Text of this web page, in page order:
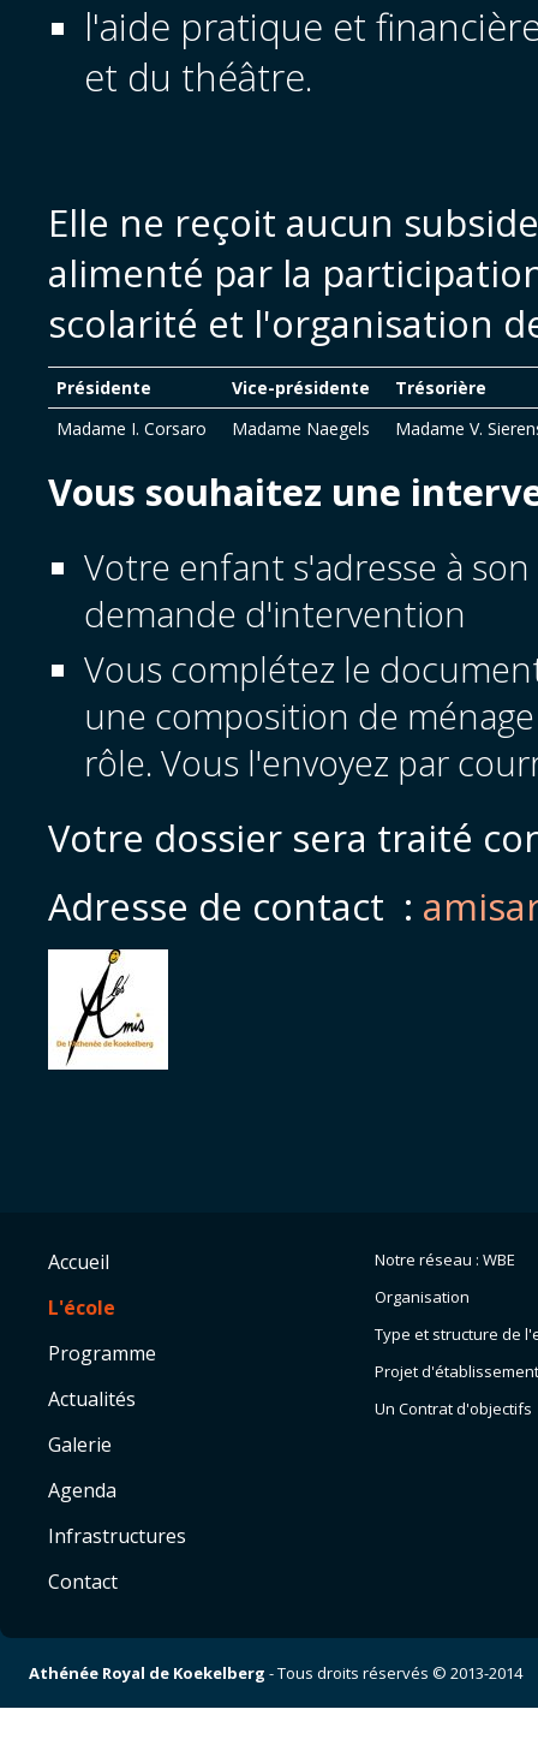
l'aide pratique et
et du théâtre.
Elle ne reçoit aucun
alimenté par la
scolarité et l'organisation
Présidente Vice-présidente
Trésorière
Madame I. Corsaro
Madame Naegels Madame V.
Vous souhaitez une
Votre enfant s'adresse à
demande d'intervention
Vous complétez le
une composition de
rôle. Vous l'envoyez par
Votre dossier sera traité
Adresse de contact :
Accueil
L'école
Programme
Actualités
Galerie
Agenda
Infrastructures
Contact
Notre réseau : WBE
Organisation
Type et structure de
Projet d'établissement
Un Contrat d'objectifs
Athénée Royal de Koekelberg - Tous droits réservés © 2013-2014